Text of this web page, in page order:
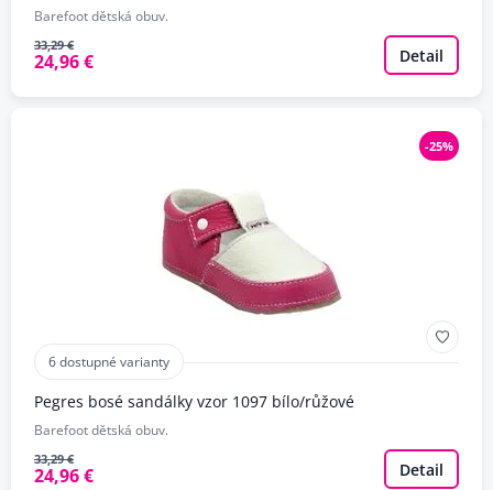
Barefoot dětská obuv.
33,29 €
24,96 € Detail
-25%
6 dostupné varianty
Pegres bosé sandálky vzor 1097 bílo/růžové
Barefoot dětská obuv.
33,29 €
24,96 € Detail